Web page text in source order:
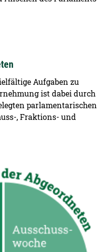
Aufgaben zu
ist dabei durch
parlamentarischen
, Fraktions- und